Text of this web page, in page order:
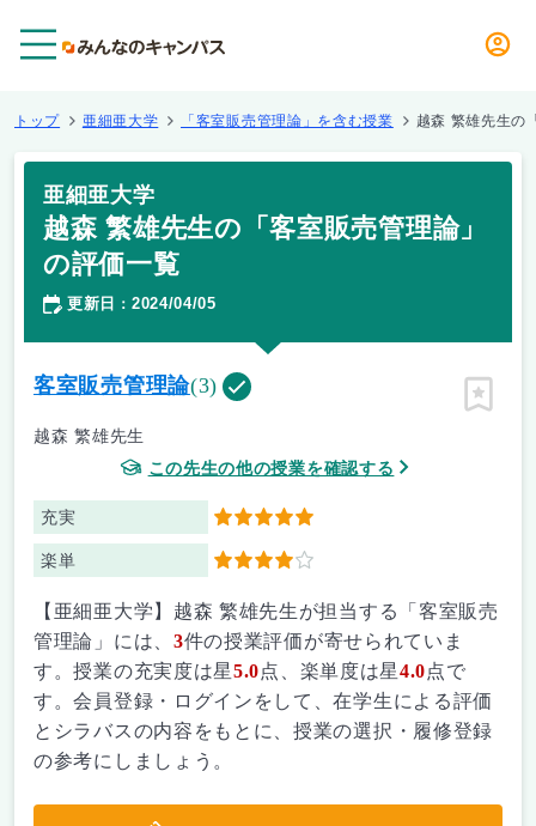
トップ 亜細亜大学 「客室販売管理論」を含む授業 越森 繁雄先生の
亜細亜大学
越森 繁雄先生の「客室販売管理論」
の評価一覧
更新日 ： 2024/04/05
客室販売管理論(3)
越森 繁雄先生
この先生の他の授業を確認する
充実 5
楽単 4
ピン留
【亜細亜大学】越森 繁雄先生が担当する「客室販売
管理論」には、 3件の授業評価が寄せられていま
す。授業の充実度は星5.0点、楽単度は星4.0点で
す。会員登録・ログインをして、在学生による評価
とシラバスの内容をもとに、授業の選択・履修登録
の参考にしましょう。